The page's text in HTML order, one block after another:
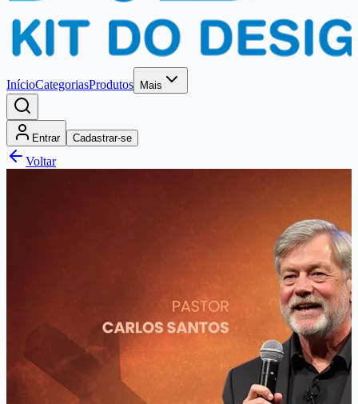
InícioCategoriasProdutos Mais
Entrar Cadastrar-se
Voltar